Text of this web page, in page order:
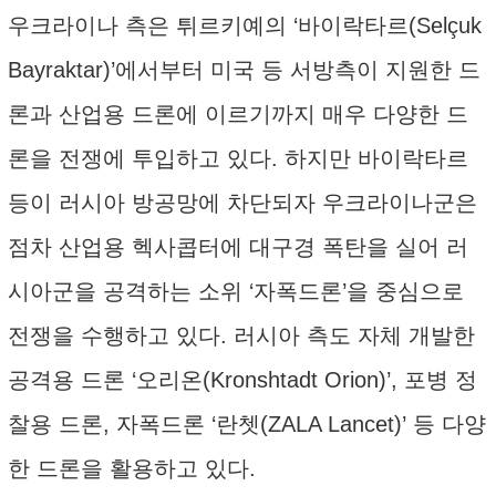
우크라이나 측은 튀르키예의 ‘바이락타르(Selçuk
Bayraktar)’에서부터 미국 등 서방측이 지원한 드
론과 산업용 드론에 이르기까지 매우 다양한 드
론을 전쟁에 투입하고 있다. 하지만 바이락타르
등이 러시아 방공망에 차단되자 우크라이나군은
점차 산업용 헥사콥터에 대구경 폭탄을 실어 러
시아군을 공격하는 소위 ‘자폭드론’을 중심으로
전쟁을 수행하고 있다. 러시아 측도 자체 개발한
공격용 드론 ‘오리온(Kronshtadt Orion)’, 포병 정
찰용 드론, 자폭드론 ‘란쳇(ZALA Lancet)’ 등 다양
한 드론을 활용하고 있다.